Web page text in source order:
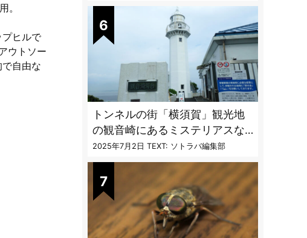
。
ヒルで
ウトソー
自由な
トンネルの街「横須賀」観光地
の観音崎にあるミステリアスな
隧道を歩く
2025年7月2日 TEXT: ソトラバ編集部